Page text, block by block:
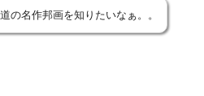
の名作邦画を知りたいなぁ。。